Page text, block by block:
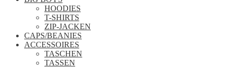
HOODIES
T-SHIRTS
ZIP-JACKEN
CAPS/BEANIES
ACCESSOIRES
TASCHEN
TASSEN